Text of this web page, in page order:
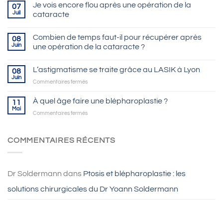
07
Juil
Je vois encore flou après une opération de la
cataracte
08
Juin
Combien de temps faut-il pour récupérer après
une opération de la cataracte ?
08
Juin
L’astigmatisme se traite grâce au LASIK à Lyon
Commentaires ferméssur
grâce
à
11
Mai
À quel âge faire une blépharoplastie ?
Commentaires ferméssur
âge
?
COMMENTAIRES RÉCENTS
Dr Soldermann dans Ptosis et blépharoplastie : les
solutions chirurgicales du Dr Yoann Soldermann